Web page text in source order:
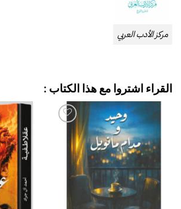
مركز الأدب العربي
القراء اشتروا مع هذا الكتاب :
إضافة
قائمة
الرغبات